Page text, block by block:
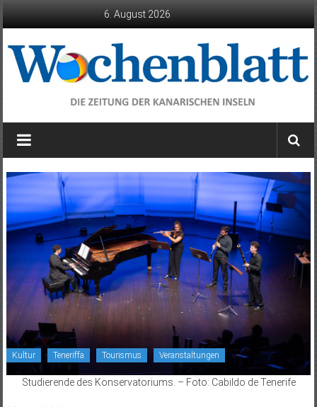
6. August 2026
Wochenblatt
die
der
Kanarischen
Inseln
Kultur Teneriffa Tourismus Veranstaltungen
Studierende des Konservatoriums. – Foto: Cabildo de Tenerife